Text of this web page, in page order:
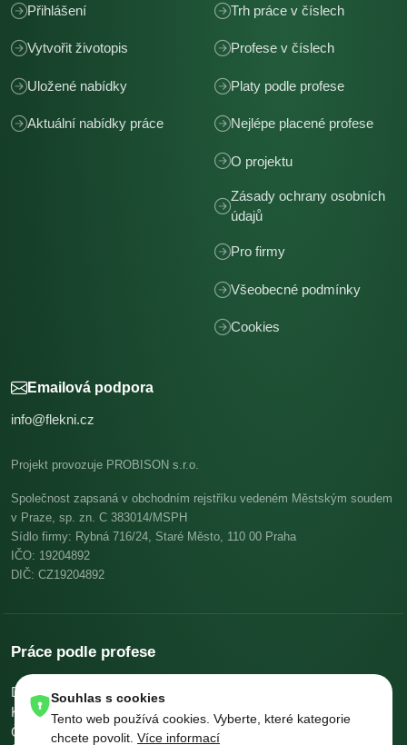
Přihlášení
Vytvořit životopis
Uložené nabídky
Aktuální nabídky práce
Trh práce v číslech
Profese v číslech
Platy podle profese
Nejlépe placené profese
O projektu
Zásady ochrany osobních
údajů
Pro firmy
Všeobecné podmínky
Cookies
Emailová podpora
info@flekni.cz
Projekt provozuje PROBISON s.r.o.
Společnost zapsaná v obchodním rejstříku vedeném Městským soudem
v Praze, sp. zn. C 383014/MSPH
Sídlo firmy: Rybná 716/24, Staré Město, 110 00 Praha
IČO: 19204892
DIČ: CZ19204892
Práce podle profese
Dělníci v oblasti výstavby a údržby budov
KuchařiSkladníci, obsluha manipulačních vozíků
Číšníci a servírky
Ostatní uklízeči a pomocníci
Souhlas s cookies
Tento web používá cookies. Vyberte, které kategorie
chcete povolit. Více informací